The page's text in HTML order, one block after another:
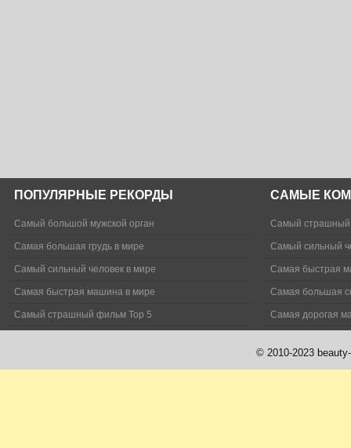
ПОПУЛЯРНЫЕ РЕКОРДЫ
Самый большой мужской орган
Самая большая грудь в мире
Самый сильный человек в мире
Самая быстрая машина в мире
Самый страшный фильм Top 5
САМЫЕ
Самый страшный
Самый сильный
Самая быстрая
Самая большая
Самая дорогая
© 2010-2023